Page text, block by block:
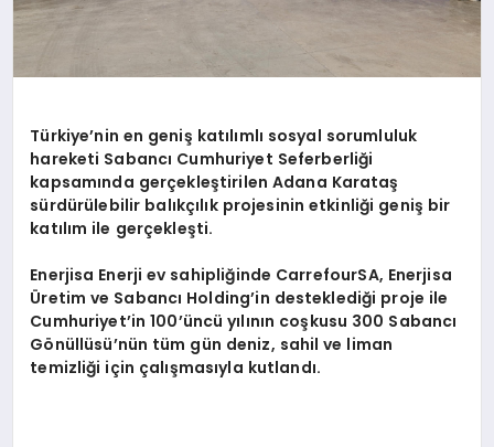
Türkiye’nin en geniş katılımlı sosyal sorumluluk
hareketi Sabancı Cumhuriyet Seferberliği
kapsamında gerçekleştirilen Adana Karataş
sürdürülebilir balıkçılık projesinin etkinliği geniş bir
katılım ile gerçekleşti.
Enerjisa Enerji ev sahipliğinde CarrefourSA, Enerjisa
Üretim ve Sabancı Holding’in desteklediği proje ile
Cumhuriyet’in 100’üncü yılının coşkusu 300 Sabancı
Gönüllüsü’nün tüm gün deniz, sahil ve liman
temizliği için çalışmasıyla kutlandı.